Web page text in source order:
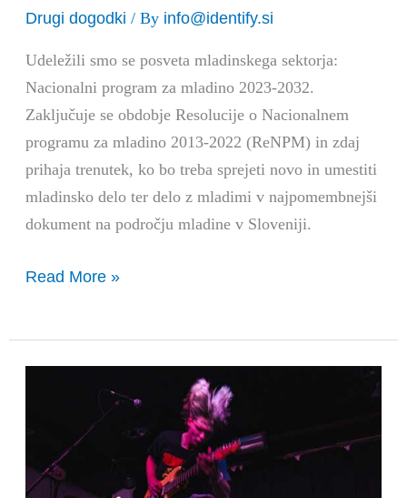
Drugi dogodki / By info@identify.si
Udeležili smo se posveta mladinskega sektorja:
Nacionalni program za mladino 2023-2032.
Zaključuje se obdobje Resolucije o Nacionalnem
programu za mladino 2013-2022 (ReNPM) in zdaj
prihaja trenutek, ko bo treba sprejeti novo in umestiti
mladinsko delo ter delo z mladimi v najpomembnejši
dokument na področju mladine v Sloveniji.
Read More »
Paranoise